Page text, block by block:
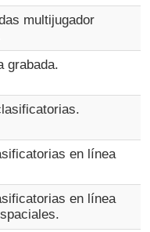
multijugador
grabada.
en línea
en línea